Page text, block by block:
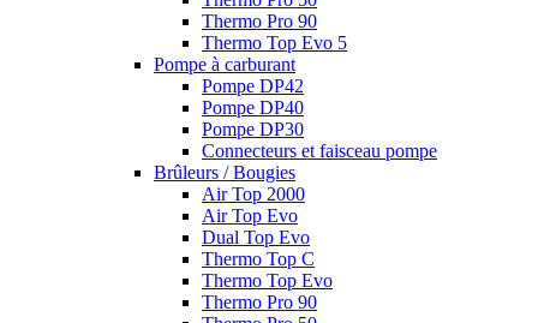
Thermo Pro 90
Thermo Top Evo 5
Pompe à carburant
Pompe DP42
Pompe DP40
Pompe DP30
Connecteurs et faisceau pompe
Brûleurs / Bougies
Air Top 2000
Air Top Evo
Dual Top Evo
Thermo Top C
Thermo Top Evo
Thermo Pro 90